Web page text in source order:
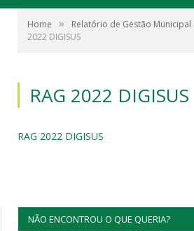
Home » Relatório de Gestão Municipal
2022 DIGISUS
RAG 2022 DIGISUS
RAG 2022 DIGISUS
NÃO ENCONTROU O QUE QUERIA?